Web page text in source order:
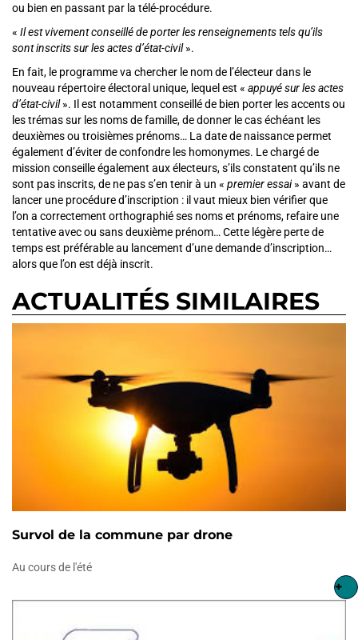
ou bien en passant par la télé-procédure.
« Il est vivement conseillé de porter les renseignements tels qu’ils
sont inscrits sur les actes d’état-civil».
En fait, le programme va chercher le nom de l’électeur dans le
nouveau répertoire électoral unique, lequel est « appuyé sur les actes
d’état-civil». Il est notamment conseillé de bien porter les accents ou
les trémas sur les noms de famille, de donner le cas échéant les
deuxièmes ou troisièmes prénoms… La date de naissance permet
également d’éviter de confondre les homonymes. Le chargé de
mission conseille également aux électeurs, s’ils constatent qu’ils ne
sont pas inscrits, de ne pas s’en tenir à un « premier essai» avant de
lancer une procédure d’inscription : il vaut mieux bien vérifier que
l’on a correctement orthographié ses noms et prénoms, refaire une
tentative avec ou sans deuxième prénom… Cette légère perte de
temps est préférable au lancement d’une demande d’inscription…
alors que l’on est déjà inscrit.
ACTUALITÉS SIMILAIRES
Survol de la commune par drone
Au cours de l'été
+